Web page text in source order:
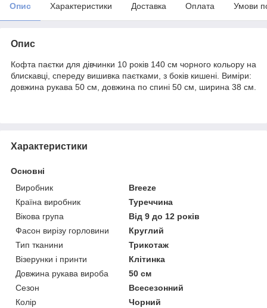
Опис Характеристики Доставка Оплата Умови
Опис
Кофта паєтки для дівчинки 10 років 140 см чорного кольору на
блискавці, спереду вишивка паєтками, з боків кишені. Виміри:
довжина рукава 50 см, довжина по спині 50 см, ширина 38 см.
Характеристики
Основні
Виробник
Breeze
Країна виробник
Туреччина
Вікова група
Від 9 до 12 років
Фасон вирізу горловини
Круглий
Тип тканини
Трикотаж
Візерунки і принти
Клітинка
Довжина рукава вироба
50 см
Сезон
Всесезонний
Колір
Чорний